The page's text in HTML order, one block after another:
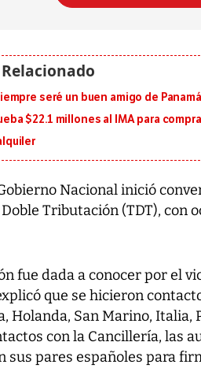
seré un buen amigo de
$22.1 millones al IMA para
Nacional inició
Tributación (TDT), con
fue dada a conocer por el
que se hicieron
Holanda, San Marino,
con la Cancillería, las
sus pares españoles para